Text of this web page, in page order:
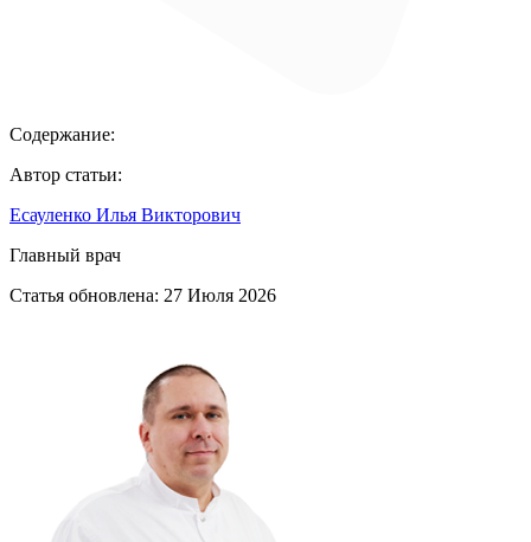
Содержание:
Автор статьи:
Есауленко Илья Викторович
Главный врач
Статья обновлена: 27 Июля 2026